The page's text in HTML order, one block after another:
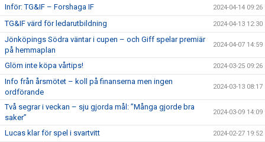
Inför: TG&IF – Forshaga IF 2024-04-14 09:26
TG&IF värd för ledarutbildning 2024-04-13 12:30
Jönköpings Södra väntar i cupen – och Giff spelar premiär
på hemmaplan
2024-04-07 14:59
Glöm inte köpa vårtips! 2024-03-25 09:26
Info från årsmötet – koll på finanserna men ingen
ordförande
2024-03-13 08:17
Två segrar i veckan – sju gjorda mål: ”Många gjorde bra
saker”
2024-03-09 14:09
Lucas klar för spel i svartvitt 2024-02-27 19:52